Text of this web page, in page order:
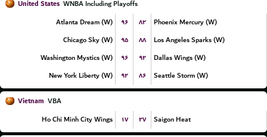
United States WNBA Including Playoffs
Atlanta Dream (W)
۹۶ ۸۲
Phoenix Mercury (W)
Chicago Sky (W)
۹۵ ۸۸
Los Angeles Sparks (W)
Washington Mystics (W)
۹۶ ۹۲
Dallas Wings (W)
New York Liberty (W)
۹۲ ۸۶ Seattle Storm (W)
Vietnam VBA
Ho Chi Minh City Wings
۱۷ ۲۷ Saigon Heat